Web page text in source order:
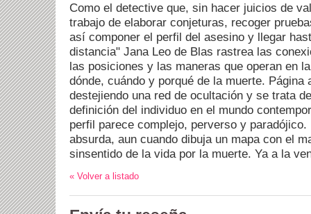
Como el detective que, sin hacer juicios de
trabajo de elaborar conjeturas, recoger
así componer el perfil del asesino y llegar
distancia" Jana Leo de Blas rastrea las
las posiciones y las maneras que operan en
dónde, cuándo y porqué de la muerte. Página
destejiendo una red de ocultación y se trata
definición del individuo en el mundo
perfil parece complejo, perverso y
absurda, aun cuando dibuja un mapa con el
sinsentido de la vida por la muerte. Ya a la
« Volver a listado